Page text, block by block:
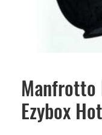
Manfrotto
Ezybox
Skip
beginning